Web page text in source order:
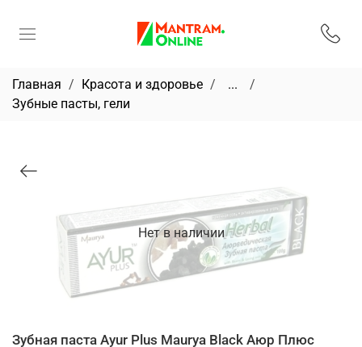
Главная Красота и здоровье
...
Зубные пасты, гели
Нет в наличии
Зубная паста Ayur Plus Maurya Black Аюр Плюс